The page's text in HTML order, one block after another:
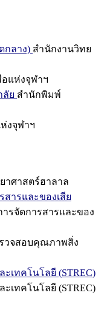
กลาง) สำนักงานวิทย
แห่งจุฬาฯ
ลัย สำนักพิมพ์
งจุฬาฯ
าศาสตร์ฮาลาล
สารและของเสีย
รจัดการสารและของ
วจสอบคุณภาพสิ่ง
เทคโนโลยี (STREC)
เทคโนโลยี (STREC)